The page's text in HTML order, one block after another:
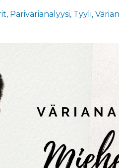
Parivärianalyysi Tyyli